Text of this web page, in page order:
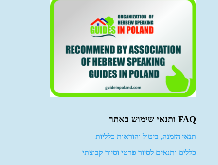
FAQ ותנאי שימוש באתר
תנאי הזמנה, ביטול והוראות כלליות
כללים ותנאים לסיור פרטי וסיור קבוצתי